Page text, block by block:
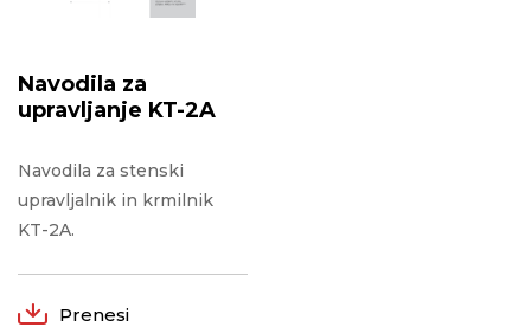
Navodila za
upravljanje KT-2A
Navodila za stenski
upravljalnik in krmilnik
KT-2A.
Prenesi